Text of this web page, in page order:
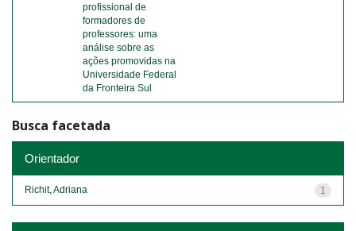
profissional de
formadores de
professores: uma
análise sobre as
ações promovidas na
Universidade Federal
da Fronteira Sul
Busca facetada
Orientador
1
Richit, Adriana